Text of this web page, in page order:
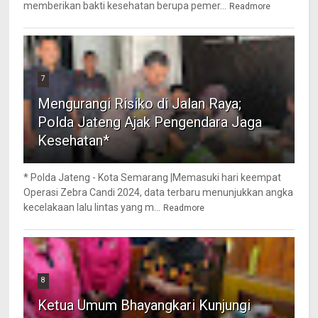
memberikan bakti kesehatan berupa pemer... Readmore
7
Mengurangi Risiko di Jalan Raya;
Polda Jateng Ajak Pengendara Jaga
Kesehatan*
* Polda Jateng - Kota Semarang |Memasuki hari keempat
Operasi Zebra Candi 2024, data terbaru menunjukkan angka
kecelakaan lalu lintas yang m...
Readmore
8
Ketua Umum Bhayangkari Kunjungi